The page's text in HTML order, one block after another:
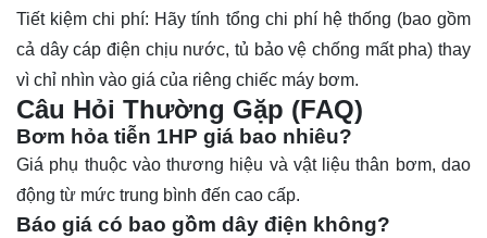
Tiết kiệm chi phí: Hãy tính tổng chi phí hệ thống (bao gồm
cả dây cáp điện chịu nước, tủ bảo vệ chống mất pha) thay
vì chỉ nhìn vào giá của riêng chiếc máy bơm.
Câu Hỏi Thường Gặp (FAQ)
Bơm hỏa tiễn 1HP giá bao nhiêu?
Giá phụ thuộc vào thương hiệu và vật liệu thân bơm, dao
động từ mức trung bình đến cao cấp.
Báo giá có bao gồm dây điện không?